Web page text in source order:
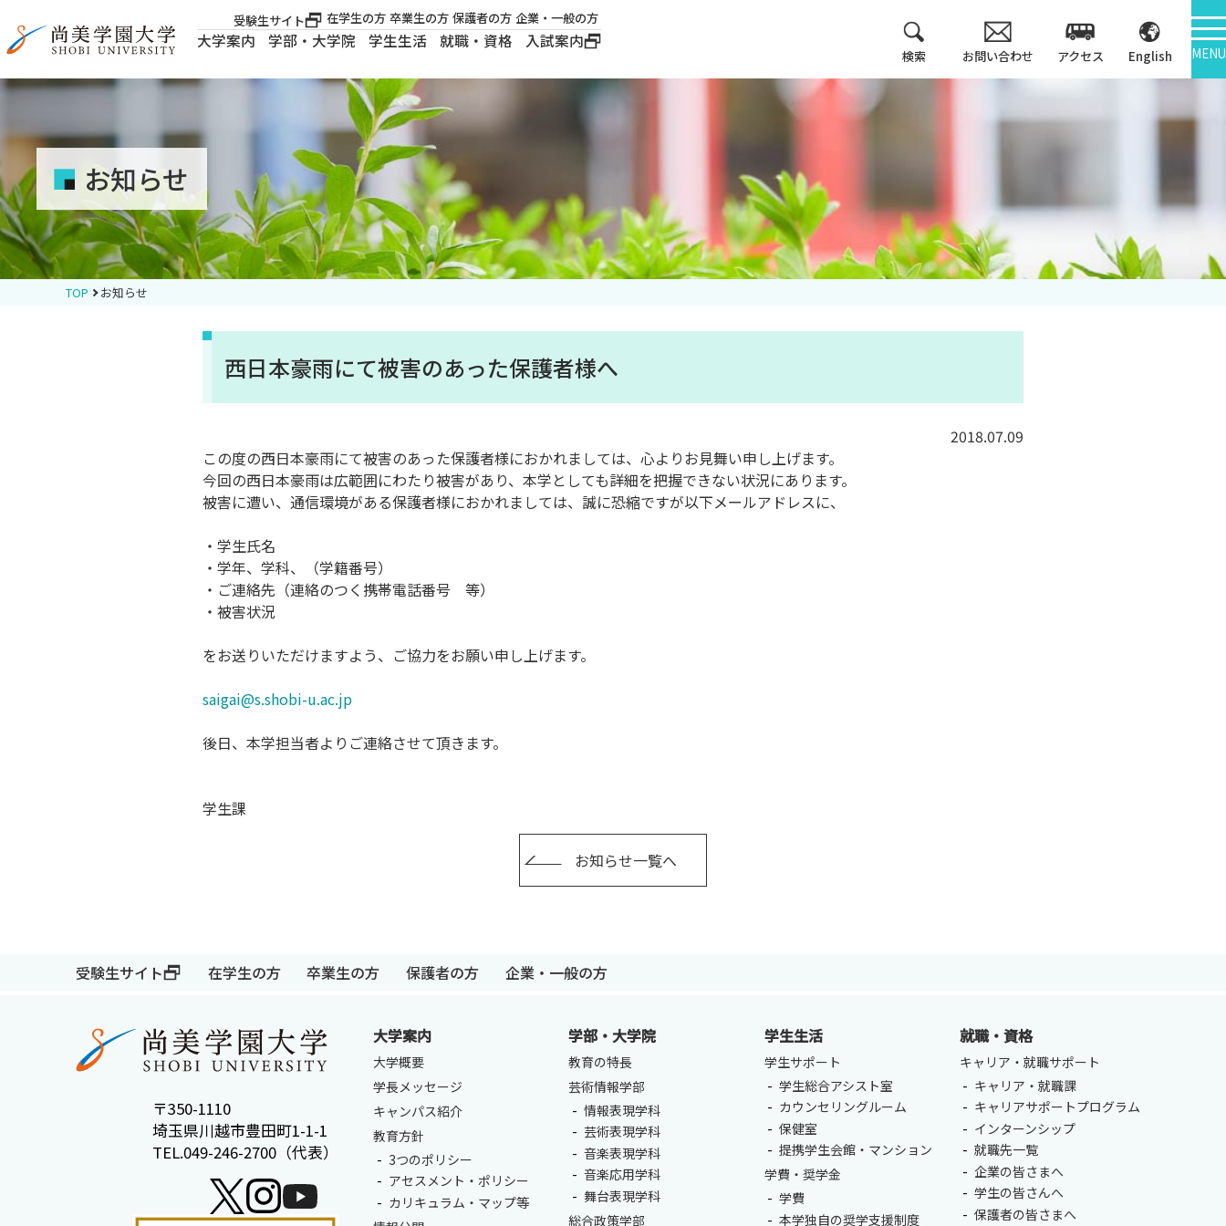
受験生サイト 在学生の方 卒業生の方 保護者の方 企業・一般の方
大学案内 学部・大学院 学生生活 就職・資格 入試案内
検索 お問い合わせ アクセス English MENU
学部・大学院
学生生活
大学案内
建学の精神
ロゴマーク・公式キ
ャラクター
教育方針
カリキュラム・マッ
プ等
キャンパス紹介
中期計画
受験生サイト 在学生の方 保護者の方 企業・一般の方
総合認証基盤システム（要ログイン）
お知らせ
TOP お知らせ
西日本豪雨にて被害のあった保護者様へ
2018.07.09
この度の西日本豪雨にて被害のあった保護者様におかれましては、 心よりお見舞い申し上げます。
今回の西日本豪雨は広範囲にわたり被害があり、 本学としても詳細を把握できない状況にあります。
被害に遭い、通信環境がある保護者様におかれましては、 誠に恐縮ですが以下メールアドレスに、
・学生氏名
・学年、学科、（学籍番号）
・ご連絡先（連絡のつく携帯電話番号 等）
・被害状況
をお送りいただけますよう、ご協力をお願い申し上げます。
saigai@s.shobi-u.ac.jp
後日、本学担当者よりご連絡させて頂きます。
学生課
お知らせ一覧へ
受験生サイト 在学生の方 卒業生の方 保護者の方 企業・一般の方
〒350-1110
埼玉県川越市豊田町1-1-1
TEL.049-246-2700（代表）
大学案内
大学概要
学長メッセージ
キャンパス紹介
教育方針
3つのポリシー
アセスメント・ポリシー
カリキュラム・マップ等
学部・大学院
教育の特長
芸術情報学部
情報表現学科
芸術表現学科
音楽表現学科
音楽応用学科
舞台表現学科
総合政策学部
学生生活
学生サポート
学生総合アシスト室
カウンセリングルーム
保健室
提携学生会館・マンション
学費・奨学金
学費
本学独自の奨学支援制度
就職・資格
キャリア・就職サポート
キャリア・就職課
キャリアサポートプログラム
インターンシップ
就職先一覧
企業の皆さまへ
学生の皆さんへ
保護者の皆さまへ